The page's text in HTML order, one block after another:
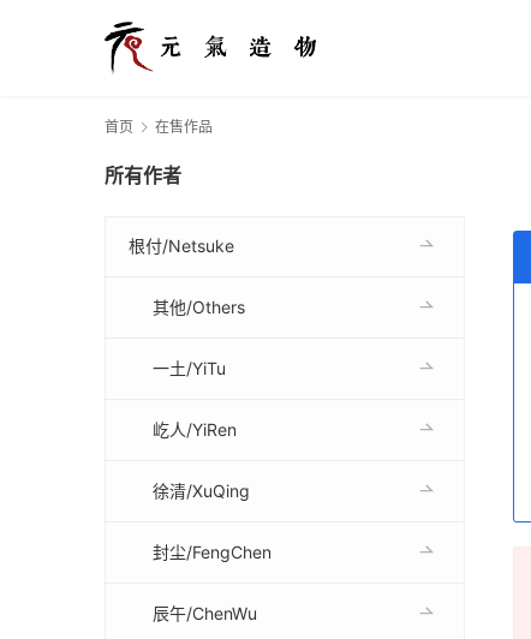
首页 在售作品
所有作者
根付/Netsuke
其他/Others
一土/YiTu
屹人/YiRen
徐清/XuQing
封尘/FengChen
辰午/ChenWu